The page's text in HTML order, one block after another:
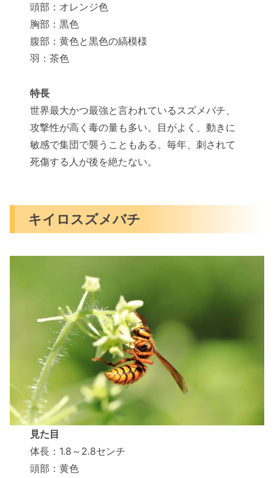
頭部：オレンジ色
胸部：黒色
腹部：黄色と黒色の縞模様
羽：茶色
特長
世界最大かつ最強と言われているスズメバチ、
攻撃性が高く毒の量も多い。目がよく、動きに
敏感で集団で襲うこともある。毎年、刺されて
死傷する人が後を絶たない。
キイロスズメバチ
見た目
体長：1.8～2.8センチ
頭部：黄色